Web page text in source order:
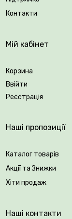
посадках.
цвітінням!
Вік саджанця:
Упакування:
Контакти
Мій кабінет
Корзина
Ввійти
Реєстрація
Наші пропозиції
Каталог товарів
Акції та Знижки
Хіти продаж
Наші контакти